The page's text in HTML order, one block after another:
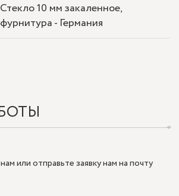
Стекло 10 мм закаленное,
фурнитура - Германия
или отправьте заявку нам на почту